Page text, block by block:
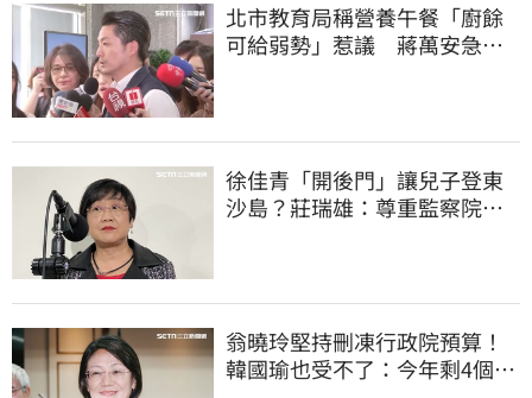
北市教育局稱營養午餐「廚餘
可給弱勢」惹議 蔣萬安急
徐佳青「開後門」讓兒子登東
沙島？莊瑞雄：尊重監察院調
翁曉玲堅持刪凍行政院預算！
韓國瑜也受不了：今年剩4個月